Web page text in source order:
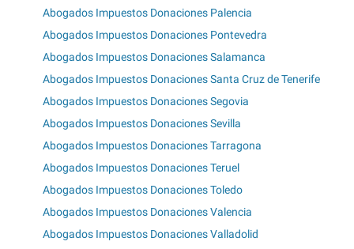
Abogados Impuestos Donaciones Palencia
Abogados Impuestos Donaciones Pontevedra
Abogados Impuestos Donaciones Salamanca
Abogados Impuestos Donaciones Santa Cruz de Tenerife
Abogados Impuestos Donaciones Segovia
Abogados Impuestos Donaciones Sevilla
Abogados Impuestos Donaciones Tarragona
Abogados Impuestos Donaciones Teruel
Abogados Impuestos Donaciones Toledo
Abogados Impuestos Donaciones Valencia
Abogados Impuestos Donaciones Valladolid